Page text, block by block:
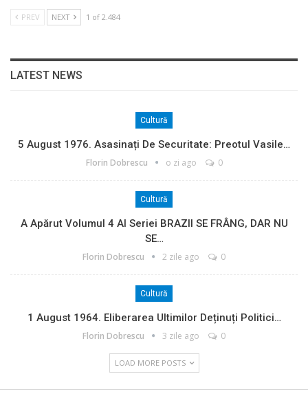
PREV NEXT 1 of 2.484
LATEST NEWS
Cultură
5 August 1976. Asasinați De Securitate: Preotul Vasile…
Florin Dobrescu o zi ago 0
Cultură
A Apărut Volumul 4 Al Seriei BRAZII SE FRÂNG, DAR NU
SE…
Florin Dobrescu 2 zile ago 0
Cultură
1 August 1964. Eliberarea Ultimilor Deținuți Politici…
Florin Dobrescu 3 zile ago 0
LOAD MORE POSTS